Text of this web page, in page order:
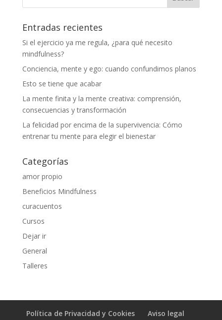
Entradas recientes
Si el ejercicio ya me regula, ¿para qué necesito
mindfulness?
Conciencia, mente y ego: cuando confundimos planos
Esto se tiene que acabar
La mente finita y la mente creativa: comprensión,
consecuencias y transformación
La felicidad por encima de la supervivencia: Cómo
entrenar tu mente para elegir el bienestar
Categorías
amor propio
Beneficios Mindfulness
curacuentos
Cursos
Dejar ir
General
Talleres
Política de Privacidad y Cookies Aviso legal